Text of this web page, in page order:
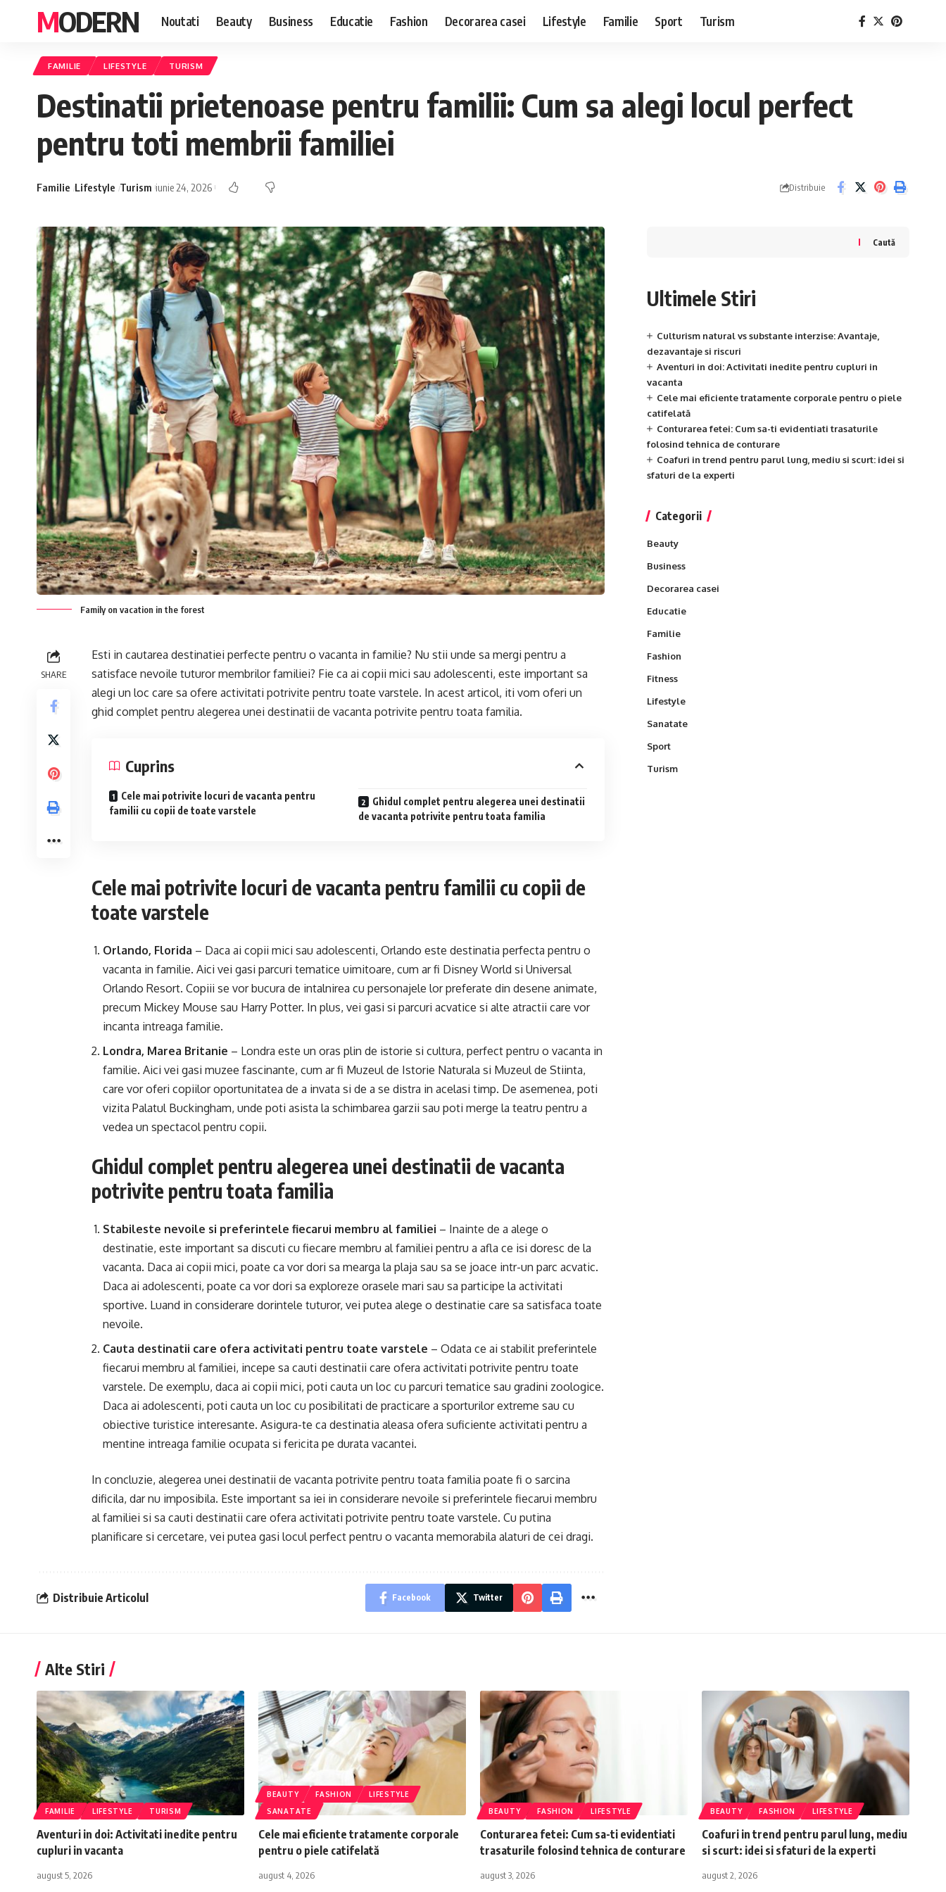
MODERN Noutati Beauty Business Educatie Fashion Decorarea casei Lifestyle Familie Sport Turism
FAMILIE LIFESTYLE TURISM
Destinatii prietenoase pentru familii: Cum sa alegi locul perfect
pentru toti membrii familiei
Familie Lifestyle Turism iunie 24, 2026 Distribuie
Family on vacation in the forest
SHARE
Esti in cautarea destinatiei perfecte pentru o vacanta in familie? Nu stii unde sa mergi pentru a
satisface nevoile tuturor membrilor familiei? Fie ca ai copii mici sau adolescenti, este important sa
alegi un loc care sa ofere activitati potrivite pentru toate varstele. In acest articol, iti vom oferi un
ghid complet pentru alegerea unei destinatii de vacanta potrivite pentru toata familia.
Cuprins
Cele mai potrivite locuri de vacanta pentru
familii cu copii de toate varstele
Ghidul complet pentru alegerea unei destinatii
de vacanta potrivite pentru toata familia
Cele mai potrivite locuri de vacanta pentru familii cu copii de
toate varstele
Orlando, Florida – Daca ai copii mici sau adolescenti, Orlando este destinatia perfecta pentru o
vacanta in familie. Aici vei gasi parcuri tematice uimitoare, cum ar fi Disney World si Universal
Orlando Resort. Copiii se vor bucura de intalnirea cu personajele lor preferate din desene animate,
precum Mickey Mouse sau Harry Potter. In plus, vei gasi si parcuri acvatice si alte atractii care vor
incanta intreaga familie.
Londra, Marea Britanie – Londra este un oras plin de istorie si cultura, perfect pentru o vacanta in
familie. Aici vei gasi muzee fascinante, cum ar fi Muzeul de Istorie Naturala si Muzeul de Stiinta,
care vor oferi copiilor oportunitatea de a invata si de a se distra in acelasi timp. De asemenea, poti
vizita Palatul Buckingham, unde poti asista la schimbarea garzii sau poti merge la teatru pentru a
vedea un spectacol pentru copii.
Ghidul complet pentru alegerea unei destinatii de vacanta
potrivite pentru toata familia
Stabileste nevoile si preferintele fiecarui membru al familiei – Inainte de a alege o
destinatie, este important sa discuti cu fiecare membru al familiei pentru a afla ce isi doresc de la
vacanta. Daca ai copii mici, poate ca vor dori sa mearga la plaja sau sa se joace intr-un parc acvatic.
Daca ai adolescenti, poate ca vor dori sa exploreze orasele mari sau sa participe la activitati
sportive. Luand in considerare dorintele tuturor, vei putea alege o destinatie care sa satisfaca toate
nevoile.
Cauta destinatii care ofera activitati pentru toate varstele – Odata ce ai stabilit preferintele
fiecarui membru al familiei, incepe sa cauti destinatii care ofera activitati potrivite pentru toate
varstele. De exemplu, daca ai copii mici, poti cauta un loc cu parcuri tematice sau gradini zoologice.
Daca ai adolescenti, poti cauta un loc cu posibilitati de practicare a sporturilor extreme sau cu
obiective turistice interesante. Asigura-te ca destinatia aleasa ofera suficiente activitati pentru a
mentine intreaga familie ocupata si fericita pe durata vacantei.
In concluzie, alegerea unei destinatii de vacanta potrivite pentru toata familia poate fi o sarcina
dificila, dar nu imposibila. Este important sa iei in considerare nevoile si preferintele fiecarui membru
al familiei si sa cauti destinatii care ofera activitati potrivite pentru toate varstele. Cu putina
planificare si cercetare, vei putea gasi locul perfect pentru o vacanta memorabila alaturi de cei dragi.
Distribuie Articolul Facebook Twitter
Caută
Ultimele Stiri
Culturism natural vs substante interzise: Avantaje,
dezavantaje si riscuri
Aventuri in doi: Activitati inedite pentru cupluri in
vacanta
Cele mai eficiente tratamente corporale pentru o piele
catifelată
Conturarea fetei: Cum sa-ti evidentiati trasaturile
folosind tehnica de conturare
Coafuri in trend pentru parul lung, mediu si scurt: idei si
sfaturi de la experti
Categorii
Beauty
Business
Decorarea casei
Educatie
Familie
Fashion
Fitness
Lifestyle
Sanatate
Sport
Turism
Alte Stiri
FAMILIE LIFESTYLE TURISM
Aventuri in doi: Activitati inedite pentru
cupluri in vacanta
august 5, 2026
BEAUTY FASHION
LIFESTYLE
SANATATE
Cele mai eficiente tratamente corporale
pentru o piele catifelată
august 4, 2026
BEAUTY FASHION LIFESTYLE
Conturarea fetei: Cum sa-ti evidentiati
trasaturile folosind tehnica de conturare
august 3, 2026
BEAUTY FASHION LIFESTYLE
Coafuri in trend pentru parul lung, mediu
si scurt: idei si sfaturi de la experti
august 2, 2026